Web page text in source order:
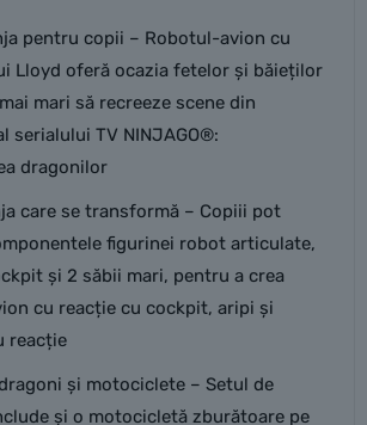
pentru copii – Robotul-avion cu
Lloyd oferă ocazia fetelor și băieților
mari să recreeze scene din
serialului TV NINJAGO®:
dragonilor
care se transformă – Copiii pot
figurinei robot articulate,
și 2 săbii mari, pentru a crea
cu reacție cu cockpit, aripi și
reacție
și motociclete – Setul de
și o motocicletă zburătoare pe